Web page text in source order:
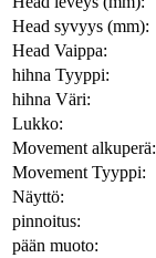
Head syvyys (mm):
Head Vaippa:
hihna Tyyppi:
hihna Väri:
Lukko:
Movement alkuperä:
Movement Tyyppi:
Näyttö:
pinnoitus:
pään muoto: